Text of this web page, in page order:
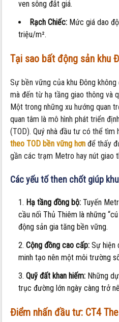
ven sông đắt giá.
Rạch Chiếc: Mức giá dao
triệu/m².
Tại sao bất động sản khu
Sự bền vững của khu Đông
mà đến từ hạ tầng giao thông và
Một trong những xu hướng quan
quan tâm là mô hình phát triển
(TOD). Quý nhà đầu tư có thể
theo TOD bền vững hơn để thấy
gần các trạm Metro hay nút giao
Các yếu tố then chốt giúp
Hạ tầng đồng bộ: Tuyến
cầu nối Thủ Thiêm là những
động sản gia tăng bền vững.
Cộng đồng cao cấp: Sự hiện
minh tạo nên một môi trường
Quỹ đất khan hiếm: Những
trục đường lớn ngày càng trở
Điểm nhấn đầu tư: CT4